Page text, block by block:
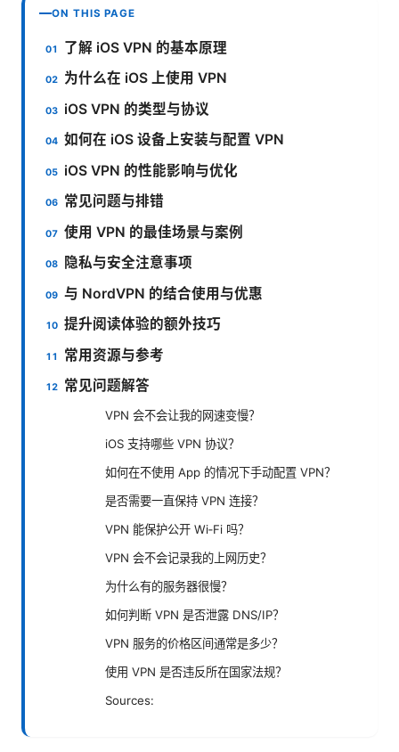
ON THIS PAGE
了解 iOS VPN 的基本原理
为什么在 iOS 上使用 VPN
iOS VPN 的类型与协议
如何在 iOS 设备上安装与配置 VPN
iOS VPN 的性能影响与优化
常见问题与排错
使用 VPN 的最佳场景与案例
隐私与安全注意事项
与 NordVPN 的结合使用与优惠
提升阅读体验的额外技巧
常用资源与参考
常见问题解答
VPN 会不会让我的网速变慢？
iOS 支持哪些 VPN 协议？
如何在不使用 App 的情况下手动配置 VPN？
是否需要一直保持 VPN 连接？
VPN 能保护公开 Wi‑Fi 吗？
VPN 会不会记录我的上网历史？
为什么有的服务器很慢？
如何判断 VPN 是否泄露 DNS/IP？
VPN 服务的价格区间通常是多少？
使用 VPN 是否违反所在国家法规？
Sources: